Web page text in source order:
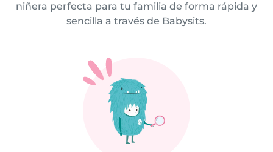
niñera perfecta para tu familia de forma rápida y
sencilla a través de Babysits.